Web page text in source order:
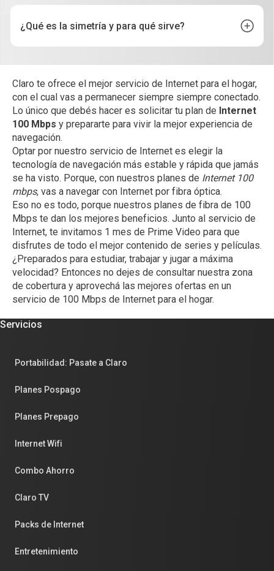
¿Qué es la simetría y para qué sirve?
Claro te ofrece el mejor servicio de Internet para el hogar,
con el cual vas a permanecer siempre siempre conectado.
Lo único que debés hacer es solicitar tu plan de Internet
100 Mbps y prepararte para vivir la mejor experiencia de
navegación.
Optar por nuestro servicio de Internet es elegir la
tecnología de navegación más estable y rápida que jamás
se ha visto. Porque, con nuestros planes de Internet 100
mbps, vas a navegar con Internet por fibra óptica.
Eso no es todo, porque nuestros planes de fibra de 100
Mbps te dan los mejores beneficios. Junto al servicio de
Internet, te invitamos 1 mes de Prime Video para que
disfrutes de todo el mejor contenido de series y películas.
¿Preparados para estudiar, trabajar y jugar a máxima
velocidad? Entonces no dejes de consultar nuestra zona
de cobertura y aprovechá las mejores ofertas en un
servicio de 100 Mbps de Internet para el hogar.
Servicios
Portabilidad: Pasate a Claro
Planes Pospago
Planes Prepago
Internet Wifi
Combo Ahorro
Claro TV
Packs de Internet
Entretenimiento